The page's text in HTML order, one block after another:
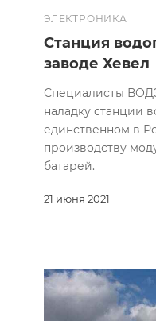
ЭЛЕКТРОНИКА
21 июня 2021
Станция
заводе Хевел
Специалисты
наладку станции
единственном в
производству
батарей.